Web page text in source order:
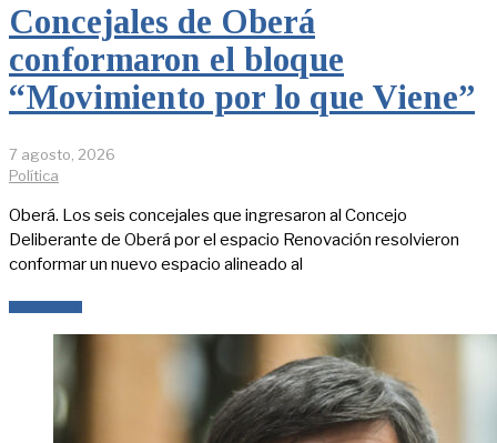
Concejales de Oberá
conformaron el bloque
“Movimiento por lo que Viene”
7 agosto, 2026
Política
Oberá. Los seis concejales que ingresaron al Concejo
Deliberante de Oberá por el espacio Renovación resolvieron
conformar un nuevo espacio alineado al